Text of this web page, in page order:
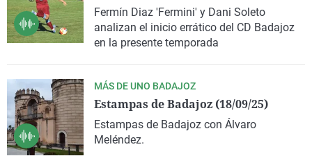
Fermín Diaz 'Fermini' y Dani Soleto
analizan el inicio errático del CD Badajoz
en la presente temporada
MÁS DE UNO BADAJOZ
Estampas de Badajoz (18/09/25)
Estampas de Badajoz con Álvaro
Meléndez.